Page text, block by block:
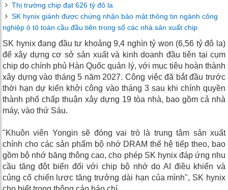
Thị trường chip đạt 626 tỷ đô la
SK hynix giành được chứng nhận bảo mật thông tin ngành công
nghiệp ô tô toàn cầu đầu tiên trong số các nhà sản xuất chip
SK hynix đang đầu tư khoảng 9,4 nghìn tỷ won (6,56 tỷ đô la)
để xây dựng cơ sở sản xuất và kinh doanh đầu tiên tại cụm
chip do chính phủ Hàn Quốc quản lý, với mục tiêu hoàn thành
xây dựng vào tháng 5 năm 2027. Công việc đã bắt đầu trước
thời hạn dự kiến ​​khởi công vào tháng 3 sau khi chính quyền
thành phố chấp thuận xây dựng 19 tòa nhà, bao gồm cả nhà
máy, vào thứ Sáu.
"Khuôn viên Yongin sẽ đóng vai trò là trung tâm sản xuất
chính cho các sản phẩm bộ nhớ DRAM thế hệ tiếp theo, bao
gồm bộ nhớ băng thông cao, cho phép SK hynix đáp ứng nhu
cầu tăng đột biến đối với chip bộ nhớ do AI điều khiển và
củng cố chiến lược tăng trưởng dài hạn của mình", SK hynix